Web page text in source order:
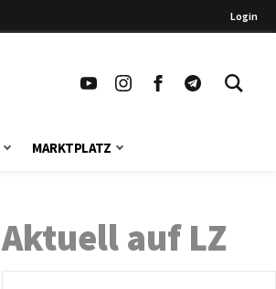
Login
MARKTPLATZ
Aktuell auf LZ